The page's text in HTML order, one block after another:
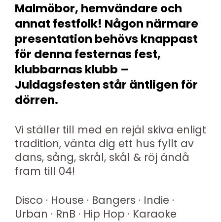
Malmöbor, hemvändare och
annat festfolk! Någon närmare
presentation behövs knappast
för denna festernas fest,
klubbarnas klubb –
Juldagsfesten står äntligen för
dörren.
Vi ställer till med en rejäl skiva enligt
tradition, vänta dig ett hus fyllt av
dans, sång, skrål, skål & röj ändå
fram till 04!
Disco · House · Bangers · Indie ·
Urban · RnB · Hip Hop · Karaoke